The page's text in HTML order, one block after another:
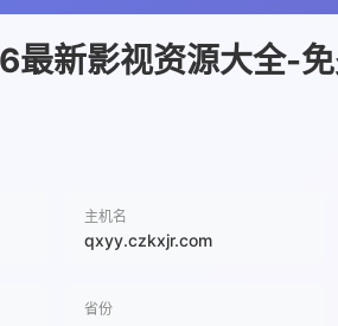
新影视资源大全-
主机名
qxyy.czkxjr.com
省份